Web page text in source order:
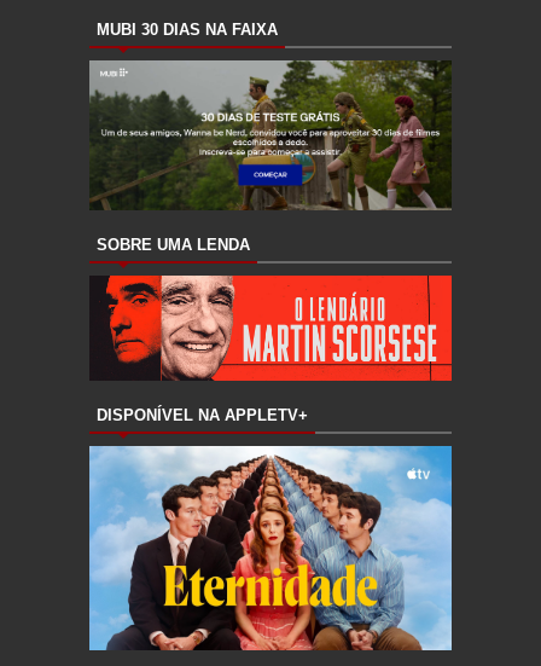
MUBI 30 DIAS NA FAIXA
SOBRE UMA LENDA
DISPONÍVEL NA APPLETV+